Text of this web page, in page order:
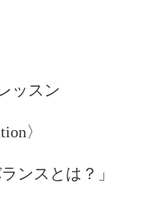
ッスン
〉
ンスとは？」